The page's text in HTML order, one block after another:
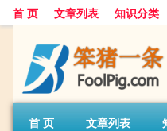
首 页 文章列表 知识分类
首 页 文章列表